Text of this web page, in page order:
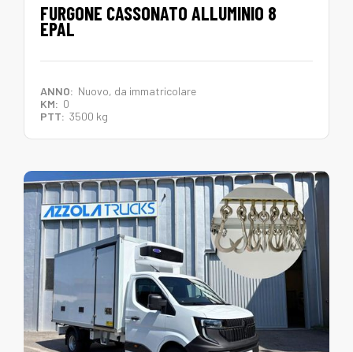
FURGONE CASSONATO ALLUMINIO 8
EPAL
ANNO: Nuovo, da immatricolare
KM: 0
PTT: 3500 kg